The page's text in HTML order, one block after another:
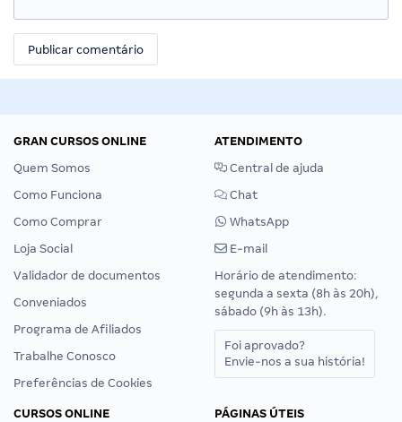
GRAN CURSOS ONLINE
Quem Somos
Como Funciona
Como Comprar
Loja Social
Validador de documentos
Conveniados
Programa de Afiliados
Trabalhe Conosco
Preferências de Cookies
ATENDIMENTO
Central de ajuda
Chat
WhatsApp
E-mail
Horário de atendimento:
segunda a sexta (8h às 20h),
sábado (9h às 13h).
Foi aprovado?
Envie-nos a sua história!
CURSOS ONLINE
PÁGINAS ÚTEIS